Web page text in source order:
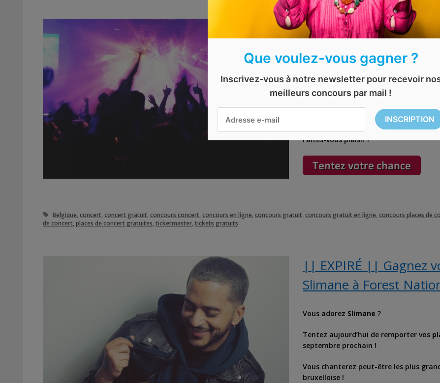
|| EXPIRÉ || Gagnez
Une bonnesoirée concert, ça vous
Tentez de remporter2 places gratuites
Vous recevrez un chèque à faire valoir
Faites-vous plaisir !
Étiquettes
Belgique, concert, concert gratuit, concours concert, concours en ligne, concours gratuit, concours gratuit en ligne, concours places de
de concert,places de concert gratuites,ticketmaster,tickets gratuits
|| EXPIRÉ || Gagnez
Slimane à Forest
Vous adorez Slimane ?
Tentez aujourd’hui de remporter vos
septembre prochain !
Vous chanterez peut-être les plus
bruxelloise !
Que voulez-vous gagner ?
Inscrivez-vous à notre newsletter pour recevoir
meilleurs concours par mail !